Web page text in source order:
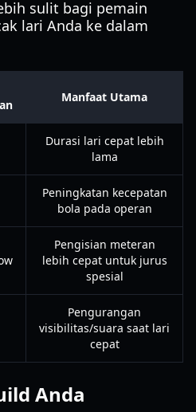
sulit bagi pemain
lari Anda ke dalam
Manfaat Utama
Durasi lari cepat lebih
lama
Peningkatan kecepatan
bola pada operan
Pengisian meteran
lebih cepat untuk jurus
spesial
Pengurangan
visibilitas/suara saat lari
cepat
Anda